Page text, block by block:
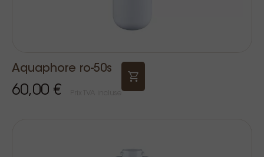
Aquaphore ro-50s
60,00 €